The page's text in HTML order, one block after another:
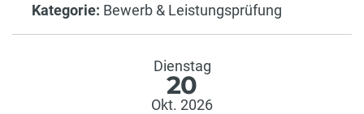
Kategorie: Bewerb & Leistungsprüfung
Dienstag
20
Okt. 2026